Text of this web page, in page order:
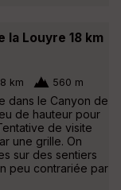
la Louyre 18 km
km 560 m
dans le Canyon de
de hauteur pour
de visite
une grille. On
sur des sentiers
peu contrariée par